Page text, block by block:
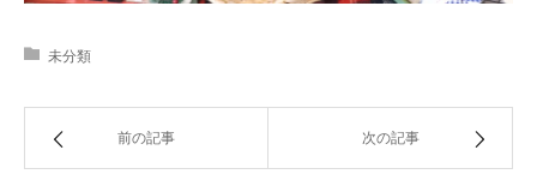
未分類
前の記事 次の記事